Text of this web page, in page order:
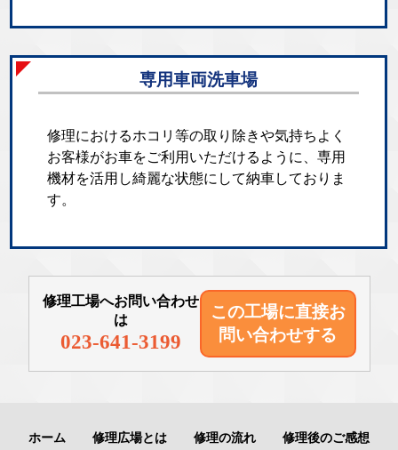
専用車両洗車場
修理におけるホコリ等の取り除きや気持ちよく
お客様がお車をご利用いただけるように、専用
機材を活用し綺麗な状態にして納車しておりま
す。
修理工場へお問い合わせ
は
023-641-3199
この工場に直接お
問い合わせする
ホーム 修理広場とは 修理の流れ 修理後のご感想